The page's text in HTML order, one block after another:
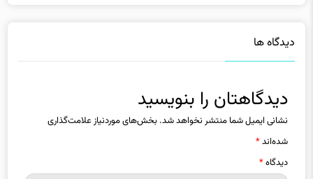
نشانی ایمیل شما منتشر نخواهد شد.بخش‌های موردنیاز علامت‌گذاری
شده‌اند*
دیدگاه*